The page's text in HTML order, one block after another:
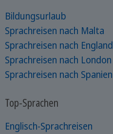
Bildungsurlaub
Sprachreisen nach Malta
Sprachreisen nach England
Sprachreisen nach London
Sprachreisen nach Spanien
Top-Sprachen
Englisch-Sprachreisen